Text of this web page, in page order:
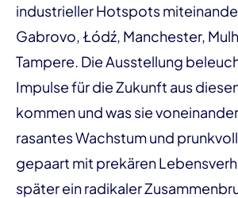
industrieller Hotspots
Gabrovo, Łódź, Manchester,
Tampere. Die Ausstellung
Impulse für die Zukunft aus
kommen und was sie
rasantes Wachstum und
gepaart mit prekären
später ein radikaler